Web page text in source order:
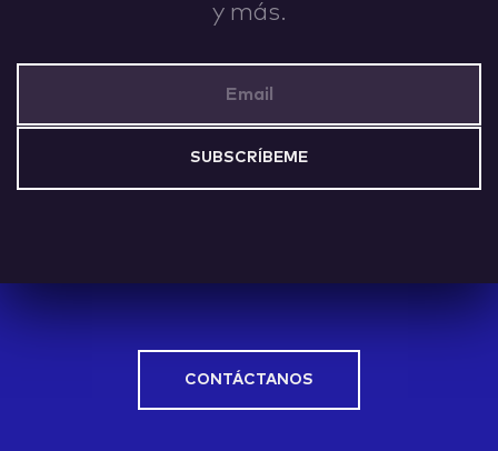
y más.
CONTÁCTANOS
CONTACT